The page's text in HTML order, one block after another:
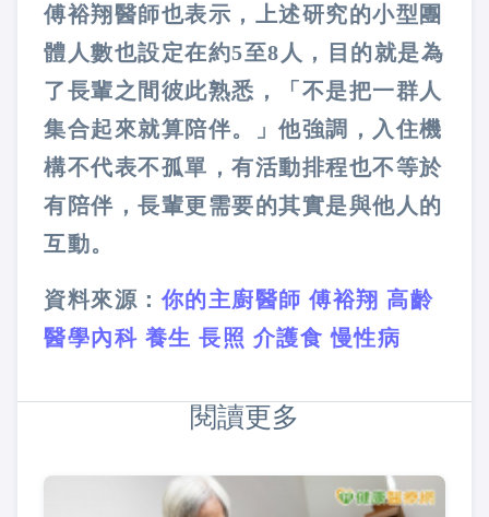
傅裕翔醫師也表示，上述研究的小型團
體人數也設定在約5至8人，目的就是為
了長輩之間彼此熟悉，「不是把一群人
集合起來就算陪伴。」他強調，入住機
構不代表不孤單，有活動排程也不等於
有陪伴，長輩更需要的其實是與他人的
互動。
資料來源： 你的主廚醫師 傅裕翔 高齡
醫學內科 養生 長照 介護食 慢性病
閱讀更多